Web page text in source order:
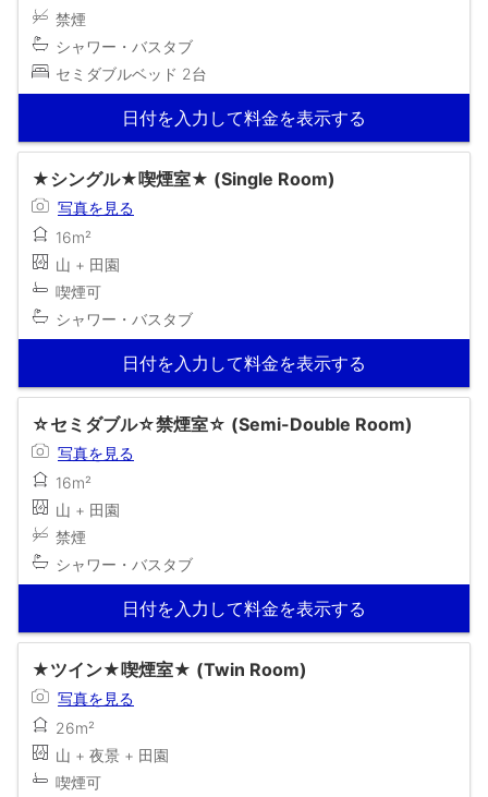
禁煙
シャワー・バスタブ
セミダブルベッド 2台
日付を入力して料金を表示する
★シングル★喫煙室★ (Single Room)
写真を見る
16m²
山 + 田園
喫煙可
シャワー・バスタブ
日付を入力して料金を表示する
☆セミダブル☆禁煙室☆ (Semi-Double Room)
写真を見る
16m²
山 + 田園
禁煙
シャワー・バスタブ
日付を入力して料金を表示する
★ツイン★喫煙室★ (Twin Room)
写真を見る
26m²
山 + 夜景 + 田園
喫煙可